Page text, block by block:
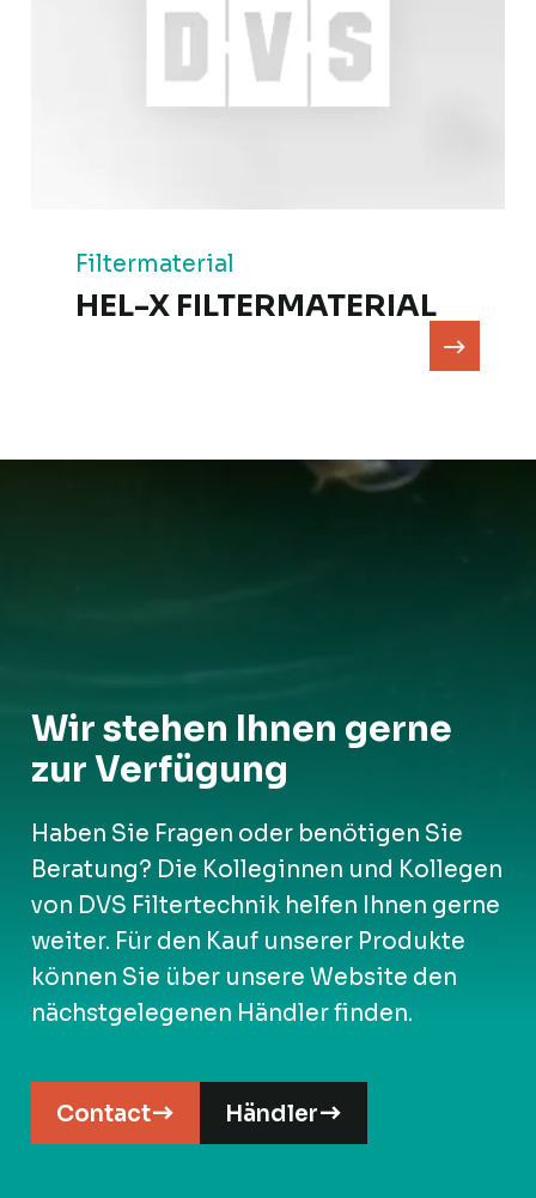
Filtermaterial
HEL-X FILTERMATERIAL
Wir stehen Ihnen gerne
zur Verfügung
Haben Sie Fragen oder benötigen Sie
Beratung? Die Kolleginnen und Kollegen
von DVS Filtertechnik helfen Ihnen gerne
weiter. Für den Kauf unserer Produkte
können Sie über unsere Website den
nächstgelegenen Händler finden.
Contact Händler